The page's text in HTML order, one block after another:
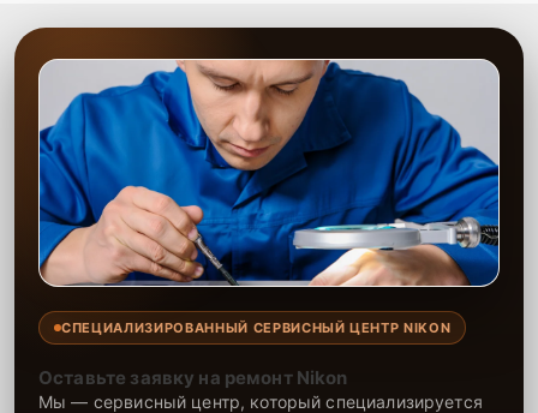
СПЕЦИАЛИЗИРОВАННЫЙ СЕРВИСНЫЙ ЦЕНТР NIKON
Оставьте заявку на ремонт Nikon
Мы — сервисный центр, который специализируется